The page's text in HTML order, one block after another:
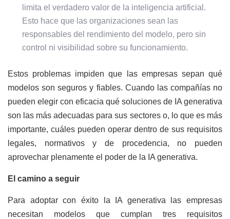
limita el verdadero valor de la inteligencia artificial.
Esto hace que las organizaciones sean las
responsables del rendimiento del modelo, pero sin
control ni visibilidad sobre su funcionamiento.
Estos problemas impiden que las empresas sepan qué
modelos son seguros y fiables. Cuando las compañías no
pueden elegir con eficacia qué soluciones de IA generativa
son las más adecuadas para sus sectores o, lo que es más
importante, cuáles pueden operar dentro de sus requisitos
legales, normativos y de procedencia, no pueden
aprovechar plenamente el poder de la IA generativa.
El camino a seguir
Para adoptar con éxito la IA generativa las empresas
necesitan modelos que cumplan tres requisitos